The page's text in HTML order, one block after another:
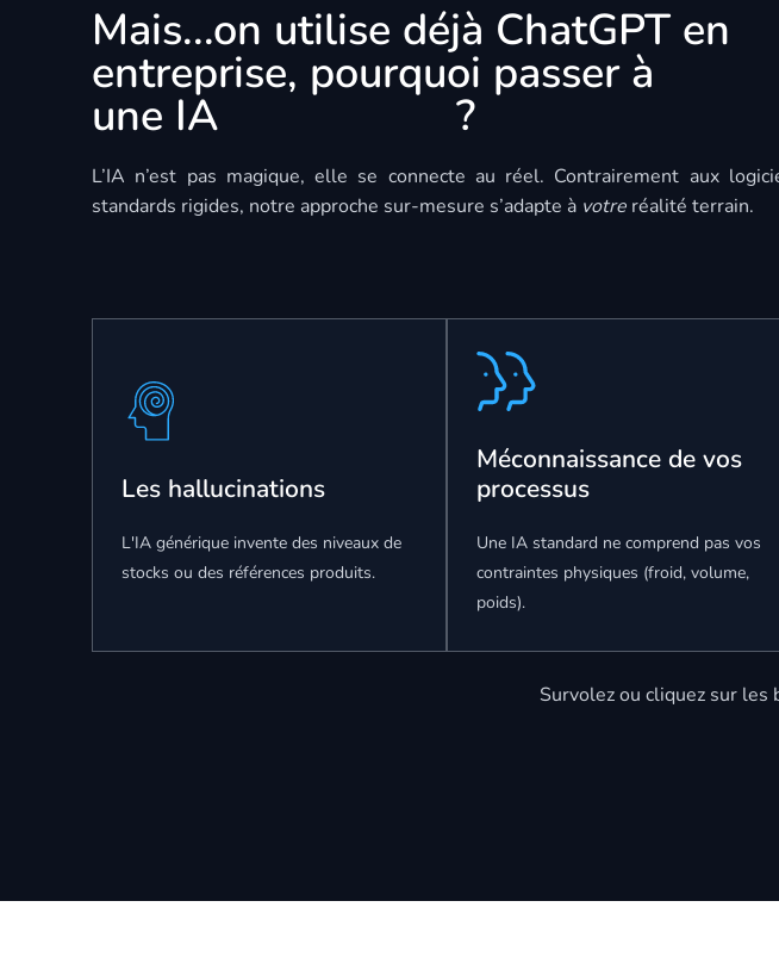
Mais...on utilise déjà ChatGPT en
entreprise, pourquoi passer à
une IA ?
L’IA n’est pas magique, elle se connecte au réel. Contrairement aux
standards rigides, notre approche sur-mesure s’adapte à votre réalité terrain.
Les hallucinations
L'IA générique invente des niveaux de
stocks ou des références produits.
Méconnaissance de vos
processus
Une IA standard ne comprend pas vos
contraintes physiques (froid, volume,
poids).
Survolez ou cliquez sur